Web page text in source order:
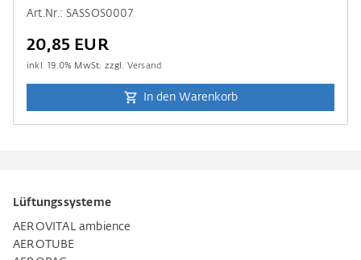
Art.Nr.: SASSOS0007
20,85 EUR
inkl.19.0% MwSt. zzgl. Versand
In den Warenkorb
Lüftungssysteme
AEROVITAL ambience
AEROTUBE